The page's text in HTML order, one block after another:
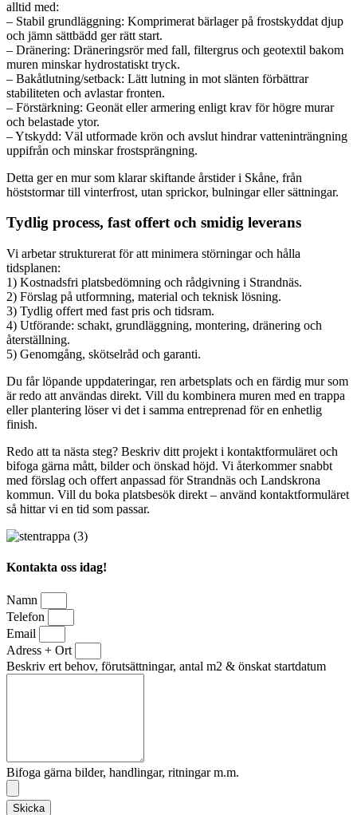
alltid med:
– Stabil grundläggning: Komprimerat bärlager på frostskyddat djup
och jämn sättbädd ger rätt start.
– Dränering: Dräneringsrör med fall, filtergrus och geotextil bakom
muren minskar hydrostatiskt tryck.
– Bakåtlutning/setback: Lätt lutning in mot slänten förbättrar
stabiliteten och avlastar fronten.
– Förstärkning: Geonät eller armering enligt krav för högre murar
och belastade ytor.
– Ytskydd: Väl utformade krön och avslut hindrar vatteninträngning
uppifrån och minskar frostsprängning.
Detta ger en mur som klarar skiftande årstider i Skåne, från
höststormar till vinterfrost, utan sprickor, bulningar eller sättningar.
Tydlig process, fast offert och smidig leverans
Vi arbetar strukturerat för att minimera störningar och hålla
tidsplanen:
1) Kostnadsfri platsbedömning och rådgivning i Strandnäs.
2) Förslag på utformning, material och teknisk lösning.
3) Tydlig offert med fast pris och tidsram.
4) Utförande: schakt, grundläggning, montering, dränering och
återställning.
5) Genomgång, skötselråd och garanti.
Du får löpande uppdateringar, ren arbetsplats och en färdig mur som
är redo att användas direkt. Vill du kombinera muren med en trappa
eller plantering löser vi det i samma entreprenad för en enhetlig
finish.
Redo att ta nästa steg? Beskriv ditt projekt i kontaktformuläret och
bifoga gärna mått, bilder och önskad höjd. Vi återkommer snabbt
med förslag och offert anpassad för Strandnäs och Landskrona
kommun. Vill du boka platsbesök direkt – använd kontaktformuläret
så hittar vi en tid som passar.
Kontakta oss idag!
Namn
Telefon
Email
Adress + Ort
Beskriv ert behov, förutsättningar, antal m2 & önskat startdatum
Bifoga gärna bilder, handlingar, ritningar m.m.
Skicka